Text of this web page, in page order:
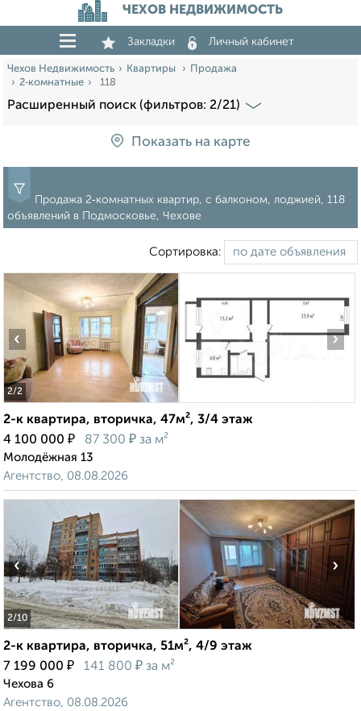
ЧЕХОВ НЕДВИЖИМОСТЬ
Закладки Личный кабинет
Чехов Недвижимость Квартиры
Продажа
2‑комнатные
118
Расширенный поиск (фильтров: 2/21)
Показать на карте
Продажа 2‑комнатных квартир, с балконом, лоджией, 118
объявлений в Подмосковье, Чехове
Сортировка:
2/2
‹ ›
2-к квартира, вторичка, 47м², 3/4 этаж
4 100 000 ₽ 87 300 ₽ за м²
Молодёжная 13
Агентство, 08.08.2026
2/10
‹ ›
2-к квартира, вторичка, 51м², 4/9 этаж
7 199 000 ₽ 141 800 ₽ за м²
Чехова 6
Агентство, 08.08.2026